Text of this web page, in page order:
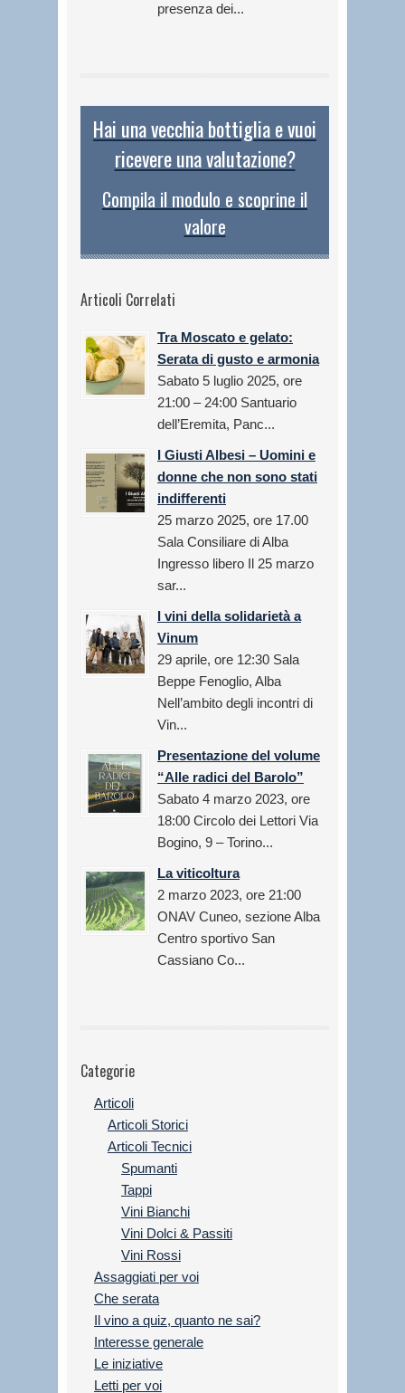
presenza dei...
Hai una vecchia bottiglia e vuoi
ricevere una valutazione?
Compila il modulo e scoprine il
valore
Articoli Correlati
Tra Moscato e gelato:
Serata di gusto e armonia
Sabato 5 luglio 2025, ore
21:00 – 24:00 Santuario
dell’Eremita, Panc...
I Giusti Albesi – Uomini e
donne che non sono stati
indifferenti
25 marzo 2025, ore 17.00
Sala Consiliare di Alba
Ingresso libero Il 25 marzo
sar...
I vini della solidarietà a
Vinum
29 aprile, ore 12:30 Sala
Beppe Fenoglio, Alba
Nell’ambito degli incontri di
Vin...
Presentazione del volume
“Alle radici del Barolo”
Sabato 4 marzo 2023, ore
18:00 Circolo dei Lettori Via
Bogino, 9 – Torino...
La viticoltura
2 marzo 2023, ore 21:00
ONAV Cuneo, sezione Alba
Centro sportivo San
Cassiano Co...
Categorie
Articoli
Articoli Storici
Articoli Tecnici
Spumanti
Tappi
Vini Bianchi
Vini Dolci & Passiti
Vini Rossi
Assaggiati per voi
Che serata
Il vino a quiz, quanto ne sai?
Interesse generale
Le iniziative
Letti per voi